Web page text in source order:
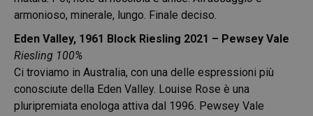
armonioso, minerale, lungo. Finale deciso.
Eden Valley, 1961 Block Riesling 2021 – Pewsey Vale
Riesling 100%
Ci troviamo in Australia, con una delle espressioni più
conosciute della Eden Valley. Louise Rose è una
pluripremiata enologa attiva dal 1996. Pewsey Vale